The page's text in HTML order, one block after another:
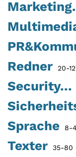
Redner 20-
Security...
Sprache 8-
Texter 35-80